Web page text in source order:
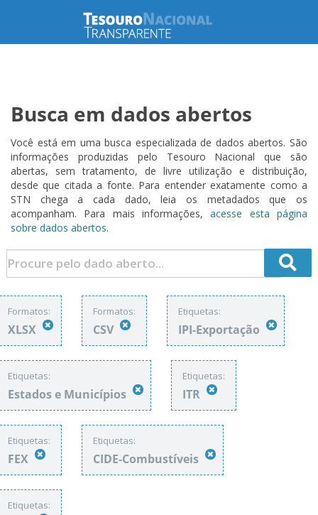
Busca em dados abertos
Você está em uma busca especializada de dados abertos. São
informações produzidas pelo Tesouro Nacional que são
abertas, sem tratamento, de livre utilização e distribuição,
desde que citada a fonte. Para entender exatamente como a
STN chega a cada dado, leia os metadados que os
acompanham. Para mais informações,acesse esta página
sobre dados abertos.
Formatos:
XLSX
Formatos:
CSV
Etiquetas:
IPI-Exportação
Etiquetas:
Estados e Municípios
Etiquetas:
ITR
Etiquetas:
FEX
Etiquetas:
CIDE-Combustíveis
Etiquetas: